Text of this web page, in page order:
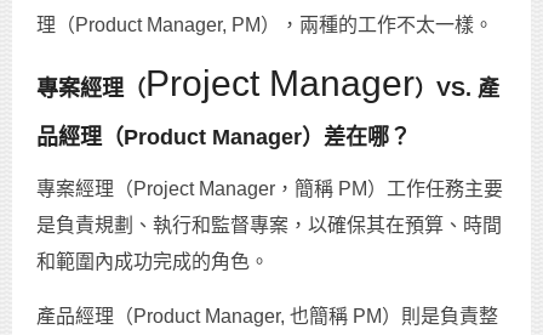
理（Product Manager, PM），兩種的工作不太一樣。
專案經理（Project Manager）VS. 產
品經理（Product Manager）差在哪？
專案經理（Project Manager，簡稱 PM）工作任務主要
是負責規劃、執行和監督專案，以確保其在預算、時間
和範圍內成功完成的角色。
產品經理（Product Manager, 也簡稱 PM）則是負責整